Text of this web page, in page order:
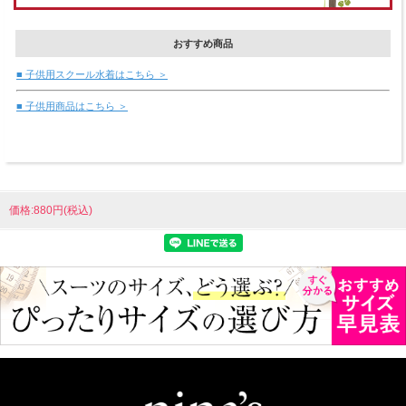
おすすめ商品
■ 子供用スクール水着はこちら ＞
■ 子供用商品はこちら ＞
価格:880円(税込)